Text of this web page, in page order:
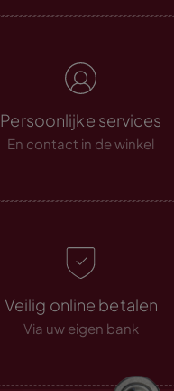
Persoonlijke services
En contact in de winkel
Veilig online betalen
Via uw eigen bank